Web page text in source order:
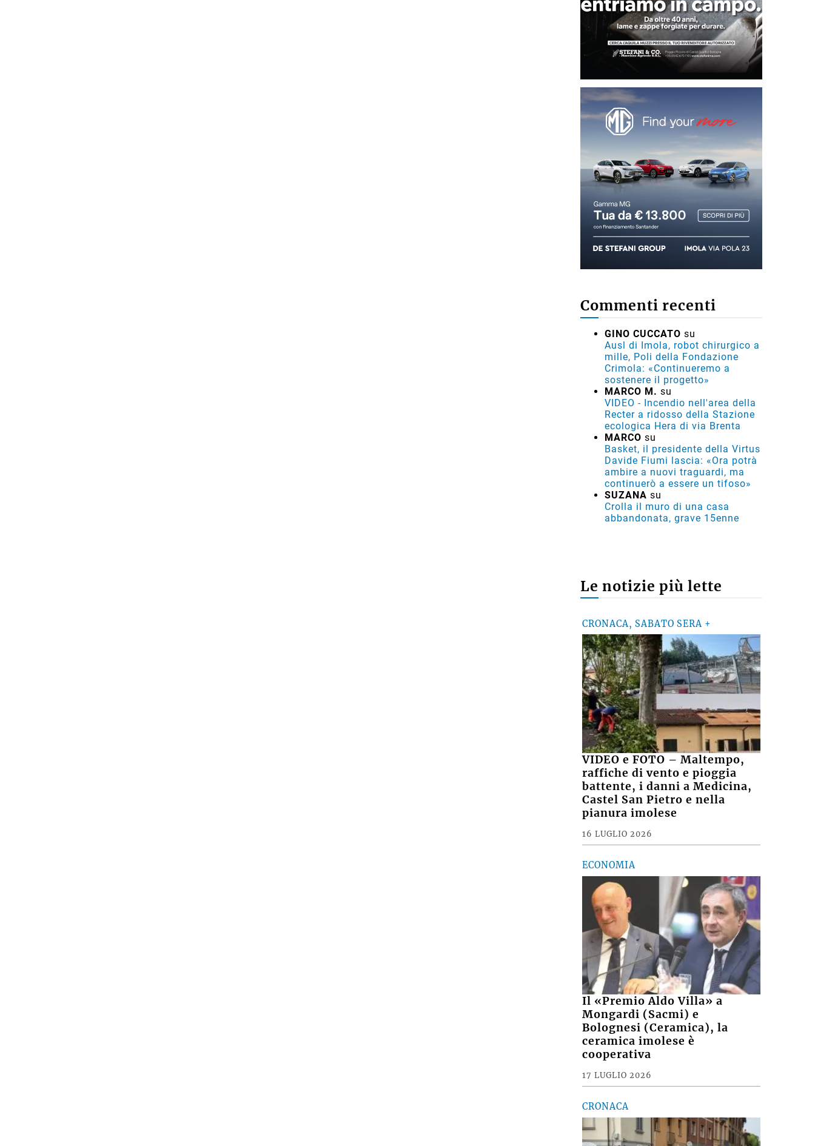
Commenti recenti
GINO CUCCATO su
Ausl di Imola, robot chirurgico a
mille, Poli della Fondazione
Crimola: «Continueremo a
sostenere il progetto»
MARCO M. su
VIDEO - Incendio nell'area della
Recter a ridosso della Stazione
ecologica Hera di via Brenta
MARCO su
Basket, il presidente della Virtus
Davide Fiumi lascia: «Ora potrà
ambire a nuovi traguardi, ma
continuerò a essere un tifoso»
SUZANA su
Crolla il muro di una casa
abbandonata, grave 15enne
Le notizie più lette
CRONACA, SABATO SERA +
VIDEO e FOTO – Maltempo,
raffiche di vento e pioggia
battente, i danni a Medicina,
Castel San Pietro e nella
pianura imolese
16 LUGLIO 2026
ECONOMIA
Il «Premio Aldo Villa» a
Mongardi (Sacmi) e
Bolognesi (Ceramica), la
ceramica imolese è
cooperativa
17 LUGLIO 2026
CRONACA